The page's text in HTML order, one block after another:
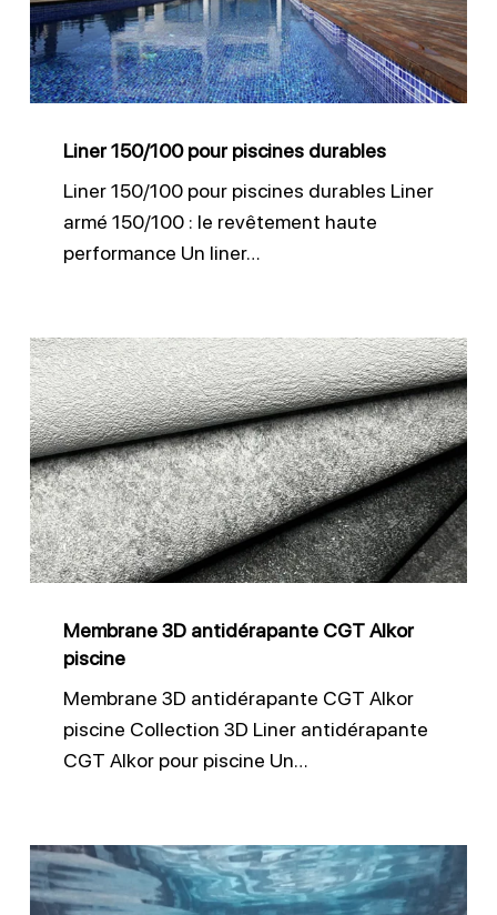
durables
Liner 150/100 pour piscines durables
Liner 150/100 pour piscines durables Liner
armé 150/100 : le revêtement haute
performance Un liner…
Membrane
3D
antidérapante
CGT
Alkor
piscine
Membrane 3D antidérapante CGT Alkor
piscine
Membrane 3D antidérapante CGT Alkor
piscine Collection 3D Liner antidérapante
CGT Alkor pour piscine Un…
Quel
liner